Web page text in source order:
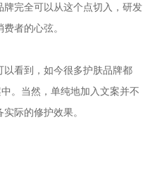
完全可以从这个点切入，研发
者的心弦。
看到，如今很多护肤品牌都
。当然，单纯地加入文案并不
际的修护效果。